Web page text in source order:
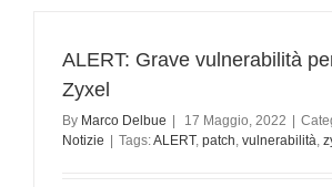
ALERT: Grave vulnerabilità
Zyxel
By Marco Delbue 17 Maggio, 2022
Notizie
Tags:ALERT, patch, vulnerabilità,